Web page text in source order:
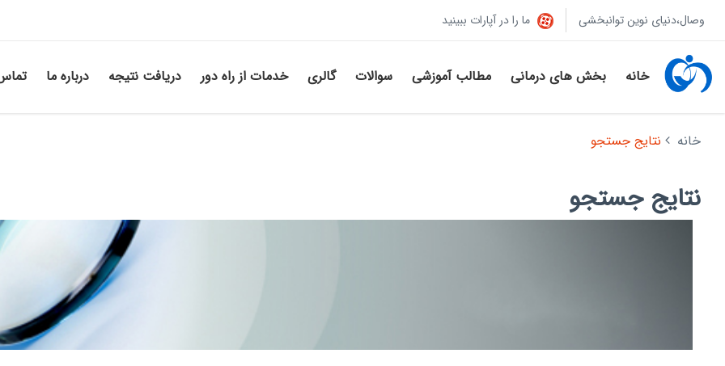
وصال،دنیای نوین توانبخشی ما را در آپارات ببینید
خانه بخش های درمانی مطالب آموزشی سوالات گالری خدمات از راه دور دریافت نتیجه درباره ما
خانه نتایج جستجو
نتایج جستجو